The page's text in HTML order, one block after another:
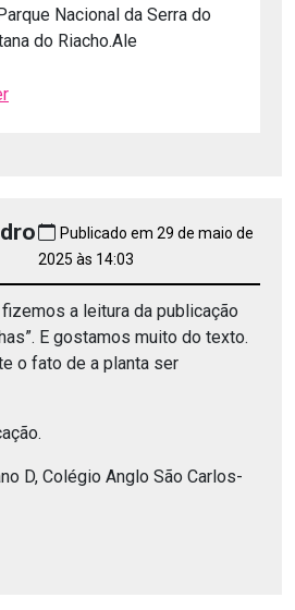
Nacional da Serra do
do Riacho.Ale
Publicado em 29 de maio de
2025 às 14:03
a leitura da publicação
E gostamos muito do texto.
o fato de a planta ser
D, Colégio Anglo São Carlos-